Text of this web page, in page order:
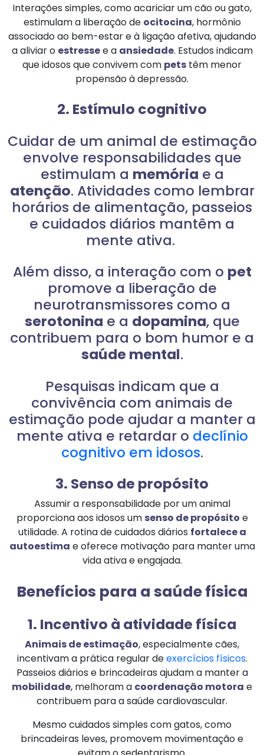
Interações simples, como acariciar um cão ou gato,
estimulam a liberação de ocitocina, hormônio
associado ao bem-estar e à ligação afetiva, ajudando
a aliviar o estressee a ansiedade. Estudos indicam
que idosos que convivem com pets têm menor
propensão à depressão.
2. Estímulo cognitivo
Cuidar de um animal de estimação
envolve responsabilidades que
estimulam a memória e a
atenção. Atividades como lembrar
horários de alimentação, passeios
e cuidados diários mantêm a
mente ativa.
Além disso, a interação com o pet
promove a liberação de
neurotransmissores como a
serotonina e a dopamina, que
contribuem para o bom humor e a
saúde mental.
Pesquisas indicam que a
convivência com animais de
estimação pode ajudar a manter a
mente ativa e retardar o declínio
cognitivo em idosos.
3. Senso de propósito
Assumir a responsabilidade por um animal
proporciona aos idosos um senso de propósito e
utilidade. A rotina de cuidados diários fortalece a
autoestima e oferece motivação para manter uma
vida ativa e engajada.
Benefícios para a saúde física
1. Incentivo à atividade física
Animais de estimação, especialmente cães,
incentivam a prática regular deexercícios físicos.
Passeios diários e brincadeiras ajudam a manter a
mobilidade, melhoram a coordenação motora e
contribuem para a saúde cardiovascular.
Mesmo cuidados simples com gatos, como
brincadeiras leves, promovem movimentação e